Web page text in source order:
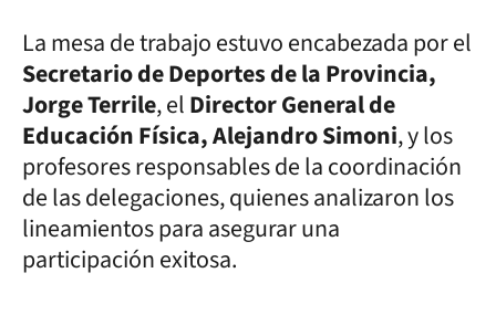
La mesa de trabajo estuvo encabezada por el
Secretario de Deportes de la Provincia,
Jorge Terrile, elDirector General de
Educación Física, Alejandro Simoni, y los
profesores responsables de la coordinación
de las delegaciones, quienes analizaron los
lineamientos para asegurar una
participación exitosa.